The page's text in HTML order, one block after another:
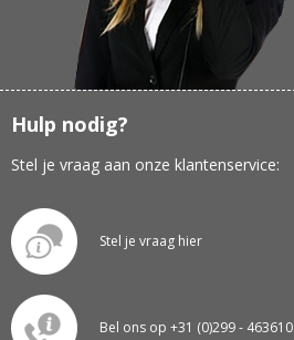
Hulp nodig?
Stel je vraag aan onze klantenservice:
Stel je vraag hier
Bel ons op +31 (0)299 - 463610